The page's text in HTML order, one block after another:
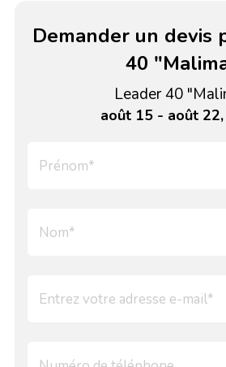
Demander un devis
40
Leader 40
août 15 - août